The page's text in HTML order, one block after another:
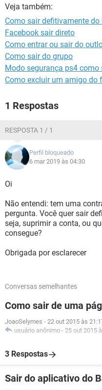
GUIA DE COMPRAS
Veja também:
Como sair defitivamente do
Facebook sair direto
Como entrar ou sair do
Como sair do grupo
Modo segurança ps4 como
Como excluir um amigo do
1 Respostas
RESPOSTA 1 / 1
Perfil bloqueado
6 mar 2019 às 04:30
Oi
Não entendi: tem uma
pergunta. Você quer sair
seja, suprimir a conta, ou
consegue?
Obrigada por esclarecer
Conversas semelhantes
Como sair de uma
JoaoSelymes - 22 out 2015 às
usuário anônimo - 25 out 2015
3 Respostas
Sair do aplicativo do